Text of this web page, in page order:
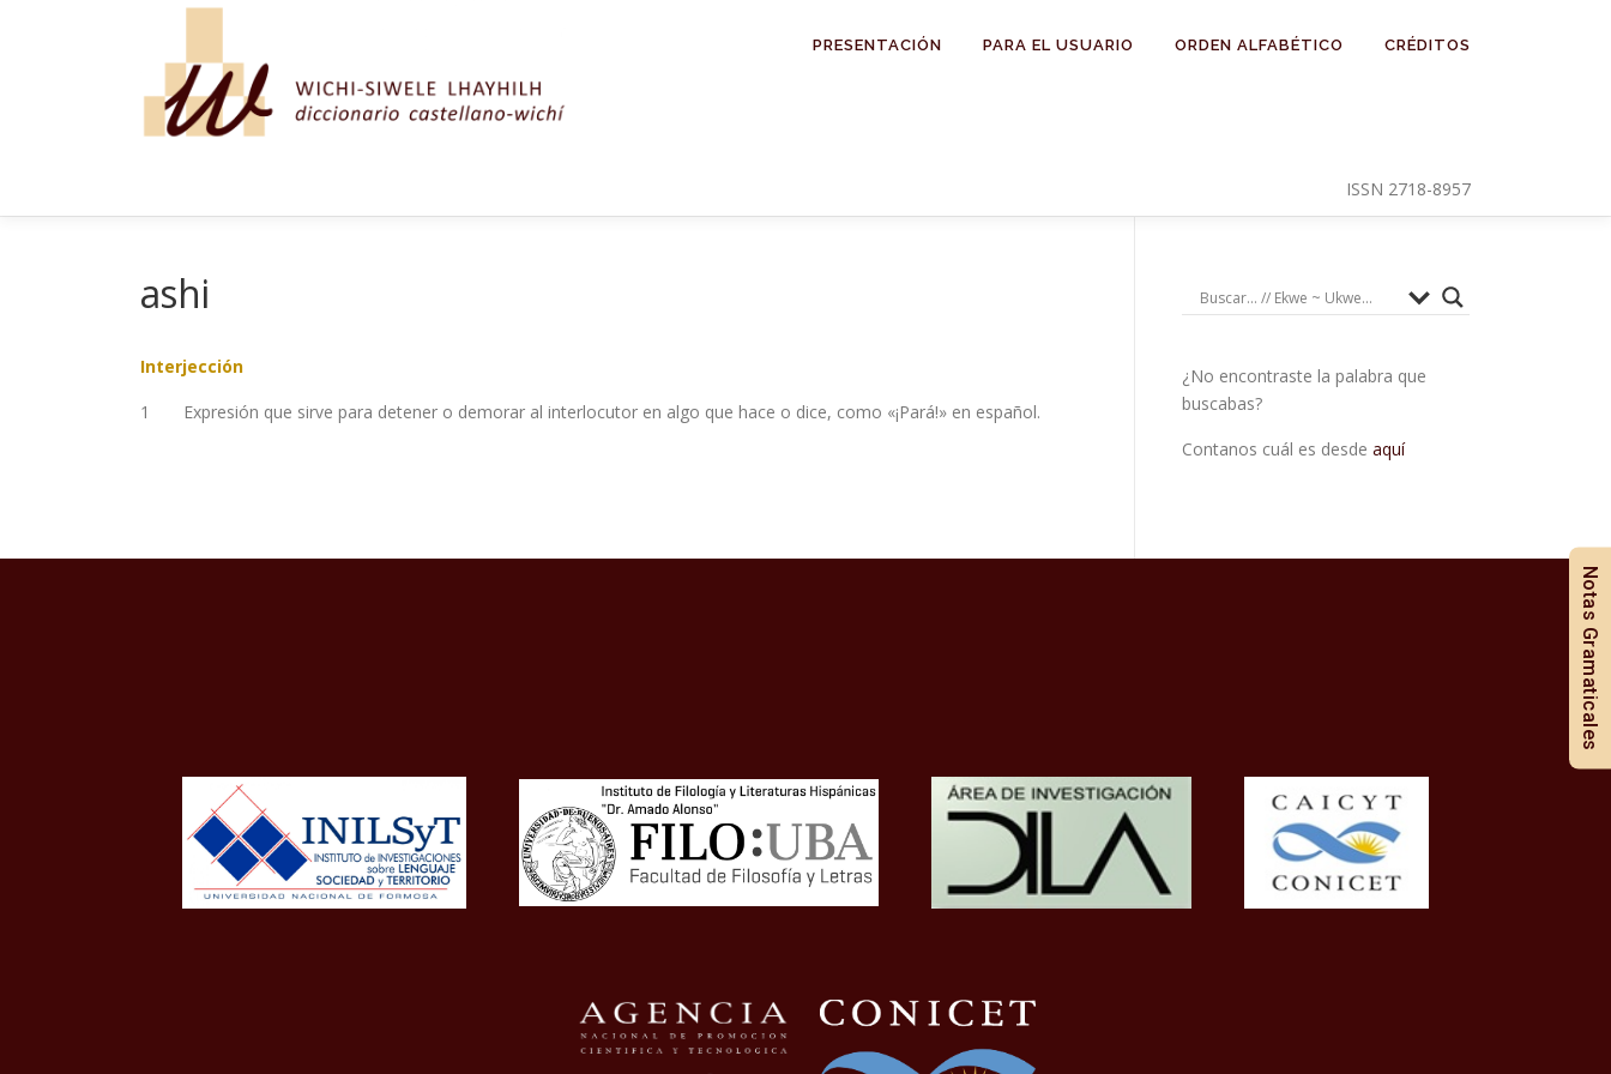
PRESENTACIÓN PARA EL USUARIO ORDEN ALFABÉTICO CRÉDITOS
ISSN 2718-8957
ashi
Interjección
1
Expresión que sirve para detener o demorar al interlocutor en algo que hace o dice, como «¡Pará!» en español.
¿No encontraste la palabra que
buscabas?
Contanos cuál es desde aquí
Notas Gramaticales